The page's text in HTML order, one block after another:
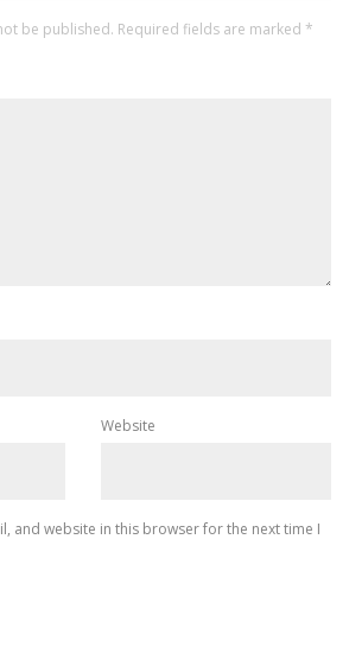
be published. Required fields are marked *
Website
and website in this browser for the next time I